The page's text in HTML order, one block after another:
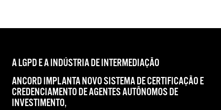
A LGPD E A INDÚSTRIA DE INTERMEDIAÇÃO
ANCORD IMPLANTA NOVO SISTEMA DE CERTIFICAÇÃO E
CREDENCIAMENTO DE AGENTES AUTÔNOMOS DE
INVESTIMENTO,